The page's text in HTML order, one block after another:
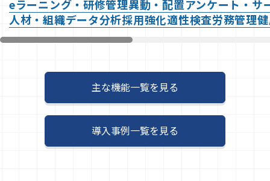
eラーニング・研修管理異動・配置アンケート・サ
人材・組織データ分析採用強化適性検査労務管理
主な機能一覧を見る
導入事例一覧を見る